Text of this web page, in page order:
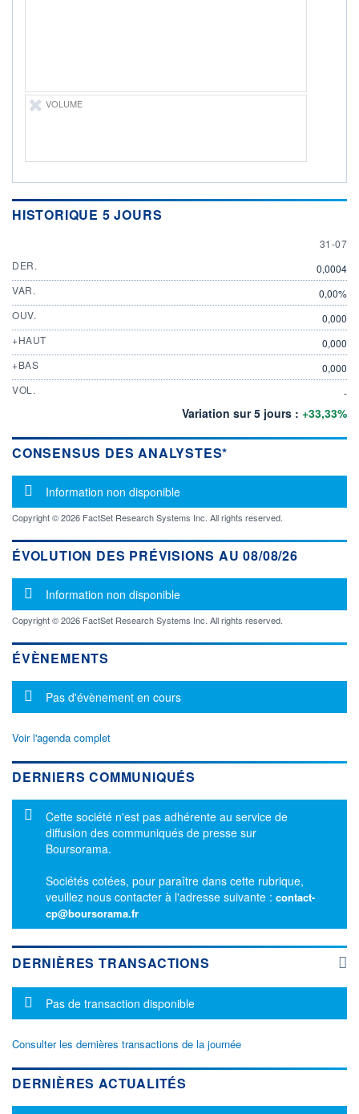
VOLUME
HISTORIQUE 5 JOURS
31 JULY
31-07
DER.
0,0004
VAR.
0,00%
OUV.
0,000
+HAUT
0,000
+BAS
0,000
VOL.
-
Variation sur 5 jours : +33,33%
CONSENSUS DES ANALYSTES*
Message d'information
Information non disponible
Copyright © 2026 FactSet Research Systems Inc. All rights reserved.
ÉVOLUTION DES PRÉVISIONS AU 08/08/26
Message d'information
Information non disponible
Copyright © 2026 FactSet Research Systems Inc. All rights reserved.
ÉVÈNEMENTS
Message d'information
Pas d'évènement en cours
Voir l'agenda complet
DERNIERS COMMUNIQUÉS
Message d'information
Cette société n'est pas adhérente au service de
diffusion des communiqués de presse sur
Boursorama.
Sociétés cotées, pour paraître dans cette rubrique,
veuillez nous contacter à l'adresse suivante : contact-
cp@boursorama.fr
DERNIÈRES TRANSACTIONS
Message d'information
Pas de transaction disponible
Consulter les dernières transactions de la journée
DERNIÈRES ACTUALITÉS